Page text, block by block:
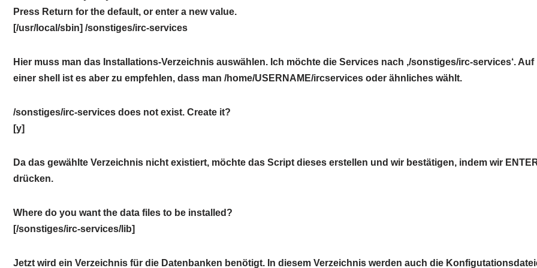
Press Return for the default, or enter a new value.
[/usr/local/sbin] /sonstiges/irc-services
Hier muss man das Installations-Verzeichnis auswählen. Ich möchte die Services nach ‚/sonstiges/irc-services‘. Auf
einer shell ist es aber zu empfehlen, dass man /home/USERNAME/ircservices oder ähnliches wählt.
/sonstiges/irc-services does not exist. Create it?
[y]
Da das gewählte Verzeichnis nicht existiert, möchte das Script dieses erstellen und wir bestätigen, indem wir
drücken.
Where do you want the data files to be installed?
[/sonstiges/irc-services/lib]
Jetzt wird ein Verzeichnis für die Datenbanken benötigt. In diesem Verzeichnis werden auch die